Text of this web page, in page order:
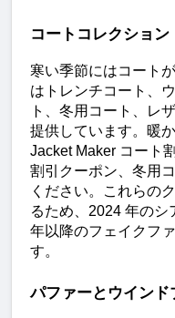
コートコレクション
寒い季節にはコート
はトレンチコート、
ト、冬用コート、レ
提供しています。暖
Jacket Maker コート
割引クーポン、冬用
ください。これらの
るため、2024 年の
年以降のフェイクフ
す。
パファーとウインド